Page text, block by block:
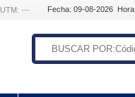
UTM: --- Fecha: 09-08-2026